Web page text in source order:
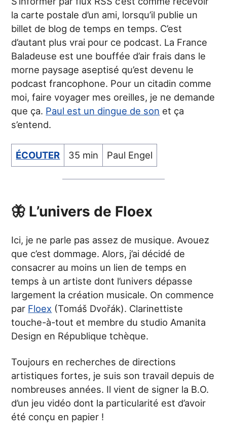
la carte postale d’un ami, lorsqu’il publie un
billet de blog de temps en temps. C’est
d’autant plus vrai pour ce podcast. La France
Baladeuse est une bouffée d’air frais dans le
morne paysage aseptisé qu’est devenu le
podcast francophone. Pour un citadin comme
moi, faire voyager mes oreilles, je ne demande
que ça. Paul est un dingue de son et ça
s’entend.
ÉCOUTER 35 min Paul Engel
🦋 L’univers de Floex
Ici, je ne parle pas assez de musique. Avouez
que c’est dommage. Alors, j’ai décidé de
consacrer au moins un lien de temps en
temps à un artiste dont l’univers dépasse
largement la création musicale. On commence
par Floex (Tomáš Dvořák). Clarinettiste
touche-à-tout et membre du studio Amanita
Design en République tchèque.
Toujours en recherches de directions
artistiques fortes, je suis son travail depuis de
nombreuses années. Il vient de signer la B.O.
d’un jeu vidéo dont la particularité est d’avoir
été conçu en papier !